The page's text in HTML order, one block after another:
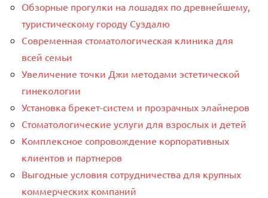
Обзорные прогулки на лошадях по древнейшему,
туристическому городу Суздалю
Современная стоматологическая клиника для
всей семьи
Увеличение точки Джи методами эстетической
гинекологии
Установка брекет-систем и прозрачных элайнеров
Стоматологические услуги для взрослых и детей
Комплексное сопровождение корпоративных
клиентов и партнеров
Выгодные условия сотрудничества для крупных
коммерческих компаний